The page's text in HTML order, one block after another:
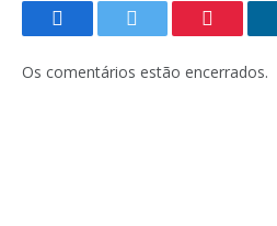
FacebookTwitter Pinterest
Os comentários estão encerrados.